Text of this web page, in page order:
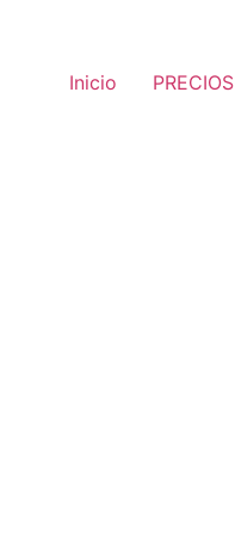
Inicio PRECIOS